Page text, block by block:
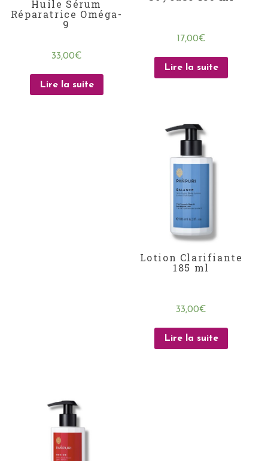
Huile Sérum
Réparatrice Oméga-
9
33,00€
Lire la suite
17,00€
Lire la suite
Lotion Clarifiante
185 ml
33,00€
Lire la suite